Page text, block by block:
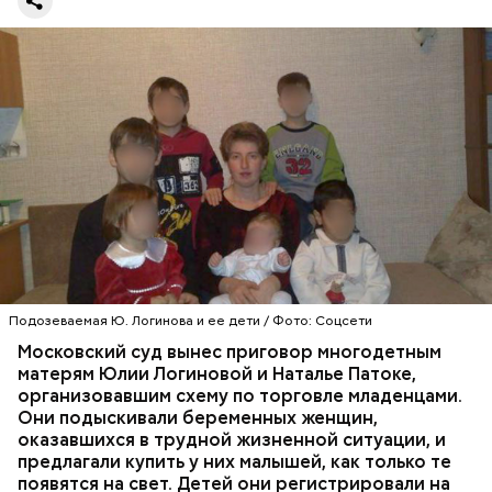
Подозеваемая Ю. Логинова и ее дети / Фото: Соцсети
Московский суд вынес приговор многодетным
матерям Юлии Логиновой и Наталье Патоке,
организовавшим схему по торговле младенцами.
Они подыскивали беременных женщин,
оказавшихся в трудной жизненной ситуации, и
предлагали купить у них малышей, как только те
появятся на свет. Детей они регистрировали на
Впервые о своем счастливом опыте материнства
Юлия Логинова рассказала еще в 2009 году: в
газете «Новокосино» появилась ее колонка под
заголовком «Чужих детей не бывает», в которой
жительница столичного района Новокосино
статье женщину представляют как многодетную
мать.
между семьей и карьерой выбрала первое.
ПРОИСШЕСТВИЯ
РАЙОН НОВОКОСИНО
СЛЕДСТВЕННЫЙ КОМИТЕТ
ТОРГОВЛЯ ЛЮДЬМИ
МОСКВА
«Параграф-88» — кто они?